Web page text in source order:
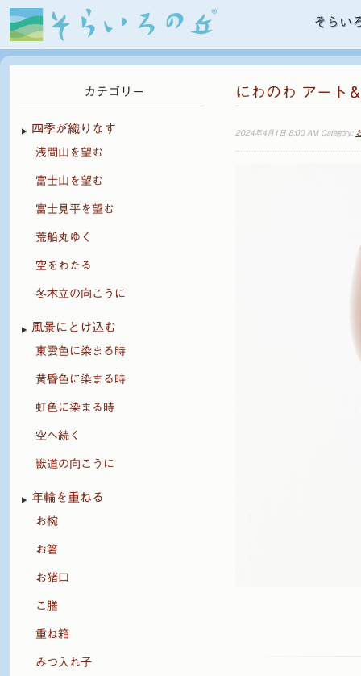
そらい
にわのわ アート
2024年4月1日 8:00 AM Category:
カテゴリー
四季が織りなす
浅間山を望む
富士山を望む
富士見平を望む
荒船丸ゆく
空をわたる
冬木立の向こうに
風景にとけ込む
東雲色に染まる時
黄昏色に染まる時
虹色に染まる時
空へ続く
獣道の向こうに
年輪を重ねる
お椀
お箸
お猪口
こ膳
重ね箱
みつ入れ子